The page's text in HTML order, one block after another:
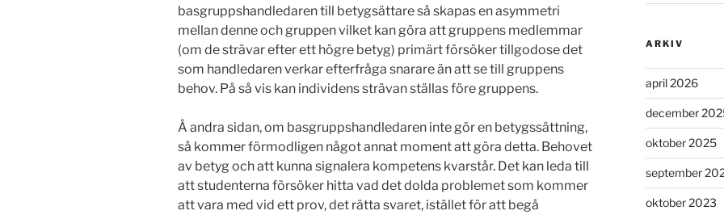
basgruppshandledaren till betygsättare så skapas en asymmetri
mellan denne och gruppen vilket kan göra att gruppens medlemmar
(om de strävar efter ett högre betyg) primärt försöker tillgodose det
som handledaren verkar efterfråga snarare än att se till gruppens
behov. På så vis kan individens strävan ställas före gruppens.
Å andra sidan, om basgruppshandledaren inte gör en betygssättning,
så kommer förmodligen något annat moment att göra detta. Behovet
av betyg och att kunna signalera kompetens kvarstår. Det kan leda till
att studenterna försöker hitta vad det dolda problemet som kommer
att vara med vid ett prov, det rätta svaret, istället för att begå
ARKIV
april 2026
december
oktober 2025
september
oktober 2023